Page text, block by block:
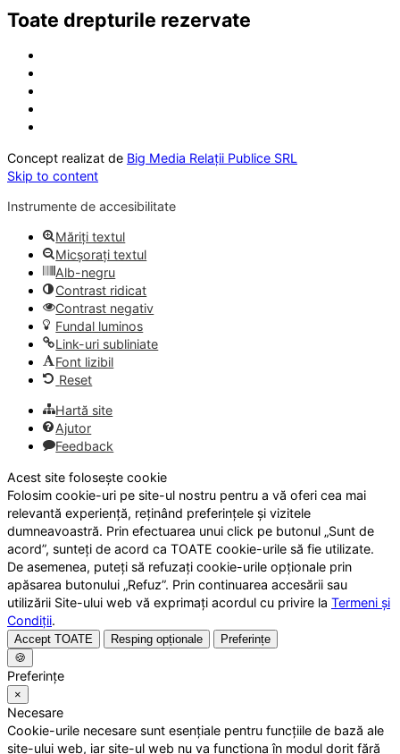
Toate drepturile rezervate
Concept realizat de Big Media Relații Publice SRL
Skip to content
Instrumente de accesibilitate
Măriți textul
Micșorați textul
Alb-negru
Contrast ridicat
Contrast negativ
Fundal luminos
Link-uri subliniate
Font lizibil
Reset
Hartă site
Ajutor
Feedback
Acest site folosește cookie
Folosim cookie-uri pe site-ul nostru pentru a vă oferi cea mai
relevantă experiență, reținând preferințele și vizitele
dumneavoastră. Prin efectuarea unui click pe butonul „Sunt de
acord”, sunteți de acord ca TOATE cookie-urile să fie utilizate.
De asemenea, puteți să refuzați cookie-urile opționale prin
apăsarea butonului „Refuz”. Prin continuarea accesării sau
utilizării Site-ului web vă exprimați acordul cu privire la Termeni și
Condiții.
Accept TOATE Resping opționale
Preferințe
🍪
Preferințe
×
Necesare
Cookie-urile necesare sunt esențiale pentru funcțiile de bază ale
site-ului web, iar site-ul web nu va funcționa în modul dorit fără